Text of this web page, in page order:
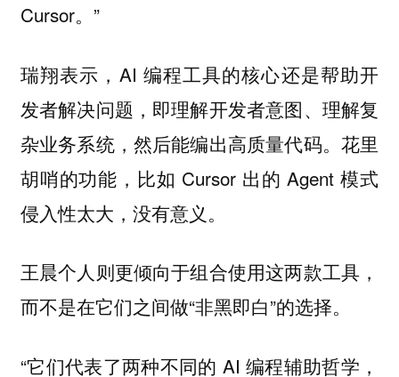
Cursor。”
瑞翔表示，AI 编程工具的核心还是帮助开
发者解决问题，即理解开发者意图、理解复
杂业务系统，然后能编出高质量代码。花里
胡哨的功能，比如 Cursor 出的 Agent 模式
侵入性太大，没有意义。
王晨个人则更倾向于组合使用这两款工具，
而不是在它们之间做“非黑即白”的选择。
“它们代表了两种不同的 AI 编程辅助哲学，